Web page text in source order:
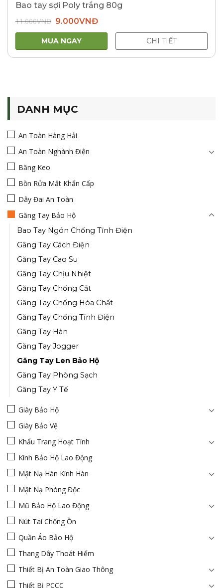
Bao tay sợi Poly trắng 80g
11.000VNĐ Giá
gốc
là:
11.000VNĐ.
9.000VNĐGiá
hiện
tại
MUA NGAY CHI TIẾT
DANH MỤC
An Toàn Hàng Hải
An Toàn Nghành Điện
Băng Keo
Bồn Rửa Mắt Khẩn Cấp
Dây Đai An Toàn
Găng Tay Bảo Hộ
Bao Tay Ngón Chống Tĩnh Điện
Găng Tay Cách Điện
Găng Tay Cao Su
Găng Tay Chịu Nhiệt
Găng Tay Chống Cắt
Găng Tay Chống Hóa Chất
Găng Tay Chống Tĩnh Điện
Găng Tay Hàn
Găng Tay Jogger
Găng Tay Len Bảo Hộ
Găng Tay Phòng Sạch
Găng Tay Y Tế
Giày Bảo Hộ
Giày Bảo Vệ
Khẩu Trang Hoạt Tính
Kính Bảo Hộ Lao Động
Mặt Nạ Hàn Kính Hàn
Mặt Nạ Phòng Độc
Mũ Bảo Hộ Lao Động
Nút Tai Chống Ồn
Quần Áo Bảo Hộ
Thang Dây Thoát Hiểm
Thiết Bị An Toàn Giao Thông
Thiết Bị PCCC